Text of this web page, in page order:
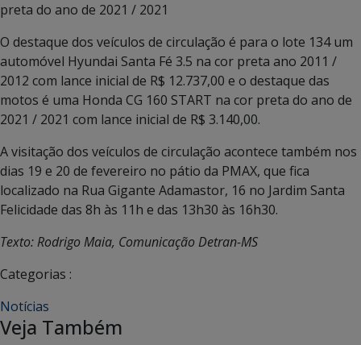
preta do ano de 2021 / 2021
O destaque dos veículos de circulação é para o lote 134 um
automóvel Hyundai Santa Fé 3.5 na cor preta ano 2011 /
2012 com lance inicial de R$ 12.737,00 e o destaque das
motos é uma Honda CG 160 START na cor preta do ano de
2021 / 2021 com lance inicial de R$ 3.140,00.
A visitação dos veículos de circulação acontece também nos
dias 19 e 20 de fevereiro no pátio da PMAX, que fica
localizado na Rua Gigante Adamastor, 16 no Jardim Santa
Felicidade das 8h às 11h e das 13h30 às 16h30.
Texto: Rodrigo Maia, Comunicação Detran-MS
Categorias :
Notícias
Veja Também